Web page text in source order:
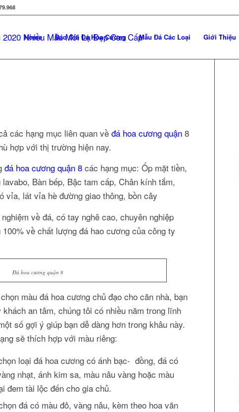
Home Báo Giá Đá Hoa Cương Mẫu Đá Các Loại Giới Thiệu
các hạng mục liên quan vềđá hoa cương quận 8
hợp với thị trường hiện nay.
đá hoa cương quận 8 các hạng mục: Ốp mặt tiền,
Bàn bếp, Bậc tam cấp, Chân kính tắm,
vỉa, lát vỉa hè đường giao thông, bồn cây
về đá, có tay nghê cao, chuyên nghiệp
về chất lượng đá hao cương của công ty
Đá hoa cương quận 8
màu đá hoa cương chủ đạo cho căn nhà, bạn
an tâm, chúng tôi có nhiều năm trong lĩnh
số gợi ý giúp bạn dễ dàng hơn trong khâu này.
sẽ thích hợp với màu riêng:
loại đá hoa cương có ánh bạc- đồng, đá có
nhạt, ánh kim sa, màu nâu vàng hoặc màu
đem tài lộc đến cho gia chủ.
đá có màu đỏ, vàng nâu, kèm theo hoa văn